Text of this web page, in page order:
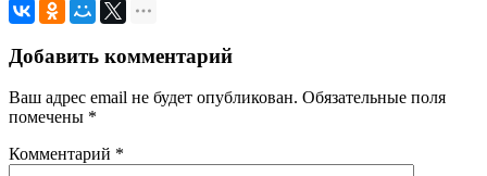
Добавить комментарий
Ваш адрес email не будет опубликован. Обязательные поля
помечены *
Комментарий *